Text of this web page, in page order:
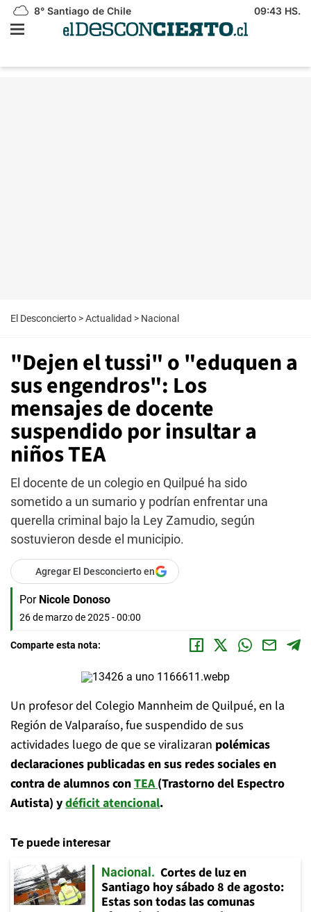
8° Santiago de Chile 09:43 HS.
El Desconcierto >Actualidad > Nacional
"Dejen el tussi" o "eduquen a
sus engendros": Los
mensajes de docente
suspendido por insultar a
niños TEA
El docente de un colegio en Quilpué ha sido
sometido a un sumario y podrían enfrentar una
querella criminal bajo la Ley Zamudio, según
sostuvieron desde el municipio.
Agregar El Desconcierto en
Por Nicole Donoso
26 de marzo de 2025 - 00:00
Comparte esta nota:
Un profesor del Colegio Mannheim de Quilpué, en la
Región de Valparaíso, fue suspendido de sus
actividades luego de que se viralizaran polémicas
declaraciones publicadas en sus redes sociales en
contra de alumnos conTEA(Trastorno del Espectro
Autista) ydéficit atencional.
Te puede interesar
Nacional
Cortes de luz en
Santiago hoy sábado 8 de agosto:
Estas son todas las comunas